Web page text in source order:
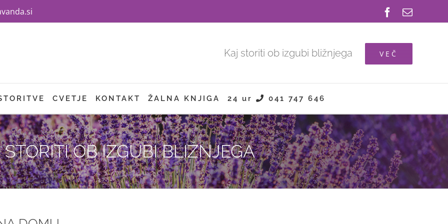
Facebook
Email
Kaj storiti ob izgubi bližnjega VEČ
CVETJE KONTAKT ŽALNA KNJIGA 24 ur 041 747 646
OB IZGUBI BLIŽNJEGA